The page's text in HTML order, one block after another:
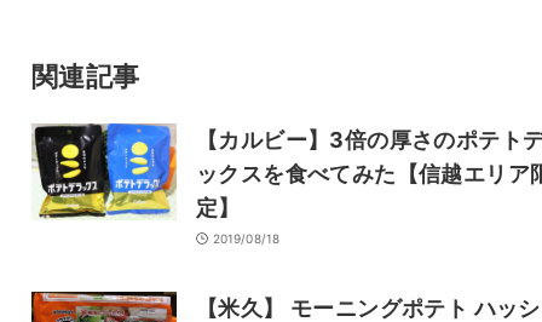
サイト
関連記事
【カルビー】3倍の厚さのポテト
ックスを食べてみた【信越エリア
定】
2019/08/18
【米久】 モーニングポテト ハッ